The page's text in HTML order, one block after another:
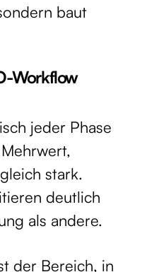
baut
Workflow
jeder Phase
stark.
deutlich
als andere.
der Bereich, in